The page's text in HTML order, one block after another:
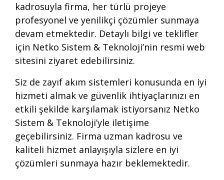
kadrosuyla firma, her türlü projeye
profesyonel ve yenilikçi çözümler sunmaya
devam etmektedir. Detaylı bilgi ve teklifler
için Netko Sistem & Teknoloji’nin resmi web
sitesini ziyaret edebilirsiniz.
Siz de zayıf akım sistemleri konusunda en iyi
hizmeti almak ve güvenlik ihtiyaçlarınızı en
etkili şekilde karşılamak istiyorsanız Netko
Sistem & Teknoloji’yle iletişime
geçebilirsiniz. Firma uzman kadrosu ve
kaliteli hizmet anlayışıyla sizlere en iyi
çözümleri sunmaya hazır beklemektedir.